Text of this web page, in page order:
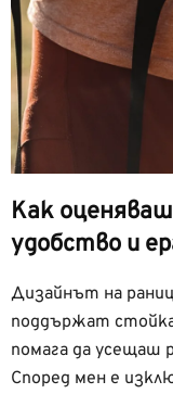
Как
удобство и
Дизайнът на
поддържат
помага да усещаш
Според мен е